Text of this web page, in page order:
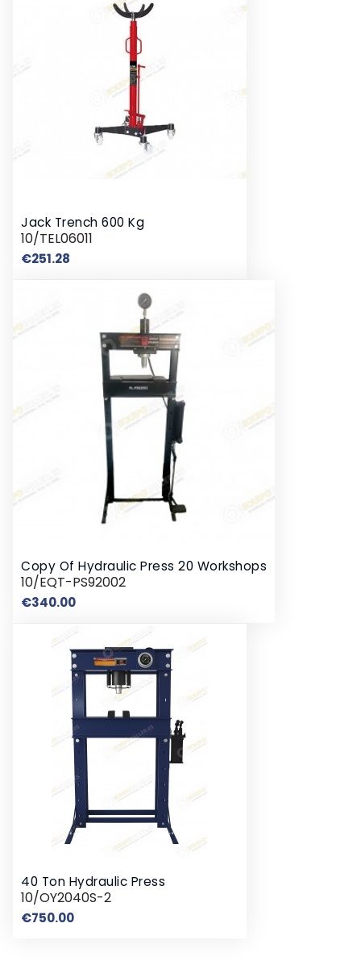
Jack Trench 600 Kg
10/TEL06011
€251.28
Copy Of Hydraulic Press 20 Workshops
10/EQT-PS92002
€340.00Price
40 Ton Hydraulic Press
10/OY2040S-2
€750.00Price